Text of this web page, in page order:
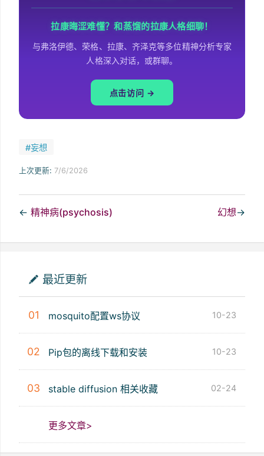
拉康晦涩难懂？和蒸馏的拉康人格细聊！
与弗洛伊德、荣格、拉康、齐泽克等多位精神分析专家
人格深入对话，或群聊。
点击访问 →
#妄想
上次更新: 7/6/2026
← 精神病(psychosis) 幻想→
最近更新
01 mosquito配置ws协议 10-23
02 Pip包的离线下载和安装 10-23
03 stable diffusion 相关收藏 02-24
更多文章>